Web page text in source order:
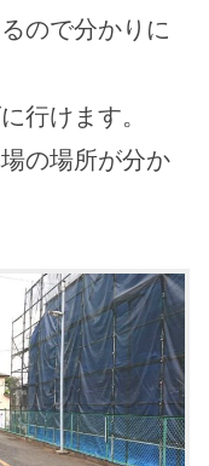
ので分かりに
行けます。
の場所が分か